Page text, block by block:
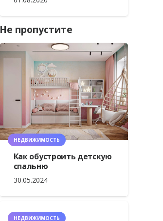
Не пропустите
НЕДВИЖИМОСТЬ
Как обустроить детскую
спальню
30.05.2024
НЕДВИЖИМОСТЬ